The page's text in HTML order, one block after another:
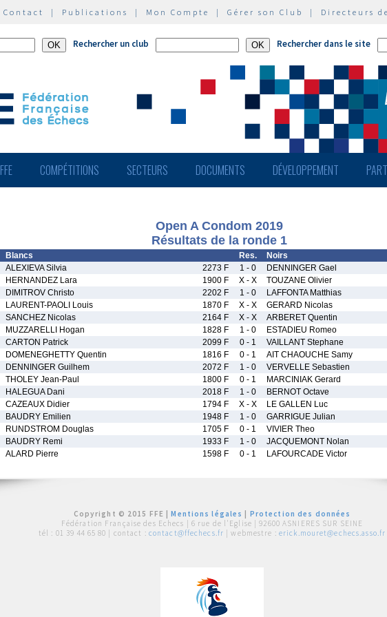
Contact | Publications | Mon Compte | Gérer son Club | Directeurs
Rechercher un club Rechercher dans le site
FFE COMPÉTITIONS SECTEURS DOCUMENTS DÉVELOPPEMENT
Open A Condom 2019
Résultats de la ronde 1
Blancs Res. Noirs
ALEXIEVA Silvia 2273 F 1 - 0 DENNINGER Gael
HERNANDEZ Lara 1900 F X - X TOUZANE Olivier
DIMITROV Christo 2202 F 1 - 0 LAFFONTA Matthias
LAURENT-PAOLI Louis 1870 F X - X GERARD Nicolas
SANCHEZ Nicolas 2164 F X - X ARBERET Quentin
MUZZARELLI Hogan 1828 F 1 - 0 ESTADIEU Romeo
CARTON Patrick 2099 F 0 - 1 VAILLANT Stephane
DOMENEGHETTY Quentin 1816 F 0 - 1 AIT CHAOUCHE Samy
DENNINGER Guilhem 2072 F 1 - 0 VERVELLE Sebastien
THOLEY Jean-Paul 1800 F 0 - 1 MARCINIAK Gerard
HALEGUA Dani 2018 F 1 - 0 BERNOT Octave
CAZEAUX Didier 1794 F X - X LE GALLEN Luc
BAUDRY Emilien 1948 F 1 - 0 GARRIGUE Julian
RUNDSTROM Douglas 1705 F 0 - 1 VIVIER Theo
BAUDRY Remi 1933 F 1 - 0 JACQUEMONT Nolan
ALARD Pierre 1598 F 0 - 1 LAFOURCADE Victor
Copyright © 2015 FFE |Mentions légales
Protection des données
Fédération Française des Echecs | 6 rue de l'Eglise | 92600 ASNIERES SUR SEINE
tél : 01 39 44 65 80 | contact : contact@ffechecs.fr | webmestre : erick.mouret@echecs.asso.fr